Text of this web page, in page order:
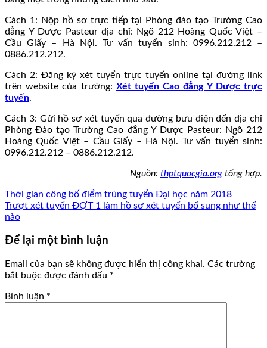
Cách 1: Nộp hồ sơ trực tiếp tại Phòng đào tạo Trường Cao
đẳng Y Dược Pasteur địa chỉ: Ngõ 212 Hoàng Quốc Việt –
Cầu Giấy – Hà Nội. Tư vấn tuyển sinh: 0996.212.212 –
0886.212.212.
Cách 2: Đăng ký xét tuyển trực tuyến online tại đường link
trên website của trường: Xét tuyển Cao đẳng Y Dược trực
tuyến.
Cách 3: Gửi hồ sơ xét tuyển qua đường bưu điện đến địa chỉ
Phòng Đào tạo Trường Cao đẳng Y Dược Pasteur: Ngõ 212
Hoàng Quốc Việt – Cầu Giấy – Hà Nội. Tư vấn tuyển sinh:
0996.212.212 – 0886.212.212.
Nguồn: thptquocgia.org tổng hợp.
Thời gian công bố điểm trúng tuyển Đại học năm 2018
Trượt xét tuyển ĐỢT 1 làm hồ sơ xét tuyển bổ sung như thế
nào
Để lại một bình luận
Email của bạn sẽ không được hiển thị công khai. Các trường
bắt buộc được đánh dấu *
Bình luận *